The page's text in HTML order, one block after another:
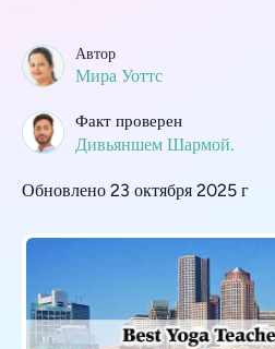
Автор
Мира Уоттс
Факт проверен
Дивьяншем Шармой.
Обновлено 23 октября 2025 г